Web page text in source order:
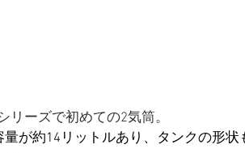
リーズで初めての2気筒。
量が約14リットルあり、タンクの形